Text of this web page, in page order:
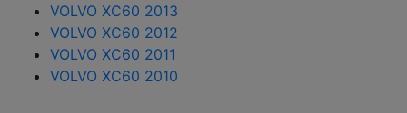
VOLVO XC60 2013
VOLVO XC60 2012
VOLVO XC60 2011
VOLVO XC60 2010